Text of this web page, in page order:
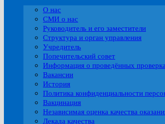
О нас
СМИ о нас
Руководитель и его заместители
Структура и орган управления
Учредитель
Попечительский совет
Информация о проведённых
Вакансии
История
Политика конфиденциальности
Вакцинация
Независимая оценка качества
Декада качества